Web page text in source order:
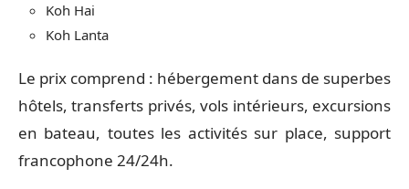
Koh Hai
Koh Lanta
Le prix comprend : hébergement dans de superbes
hôtels, transferts privés, vols intérieurs, excursions
en bateau, toutes les activités sur place, support
francophone 24/24h.